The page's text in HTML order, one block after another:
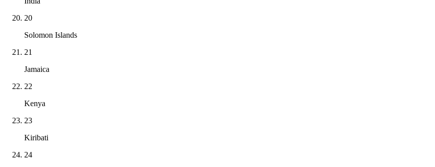
20
Solomon Islands
21
Jamaica
22
Kenya
23
Kiribati
24